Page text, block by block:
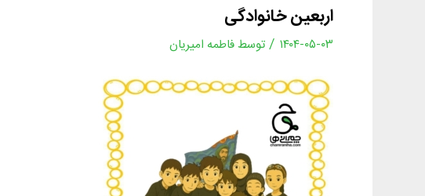
اربعین خانوادگی
۱۴۰۴-۰۵-۰۳ / توسطفاطمه امیریان